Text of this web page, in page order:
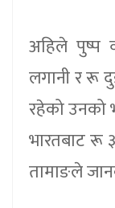
अहिले पुष्प
लगानी र रू
रहेको उनको
भारतबाट रू
तामाङले